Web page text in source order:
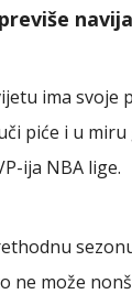
ima svoje
piće i u
ija NBA lige.
ne može